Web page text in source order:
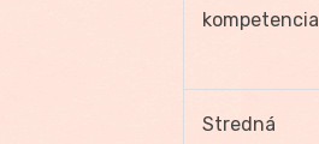
kompetencia
Stredná